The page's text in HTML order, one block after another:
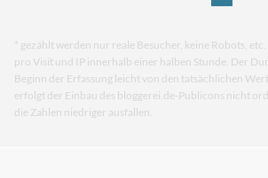
* gezählt werden nur reale Besucher, keine Robots,
pro Visit und IP innerhalb einer halben Stunde. Der
Beginn der Erfassung leicht von den tatsächlichen
erfolgt der Einbau des bloggerei.de-Publicons nicht
die Zahlen niedriger ausfallen.